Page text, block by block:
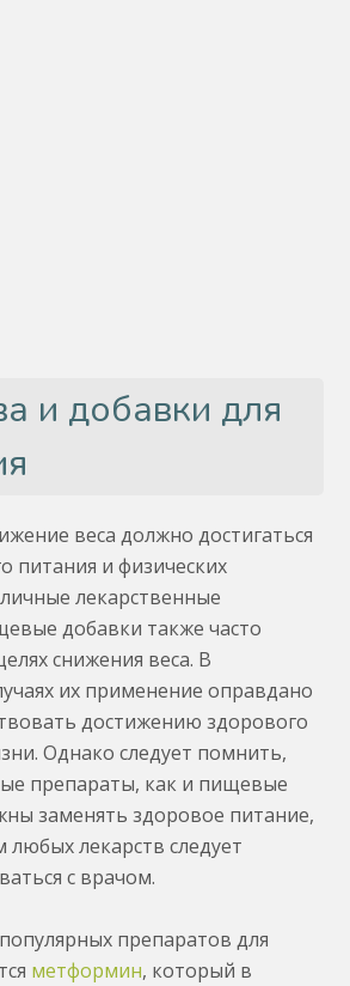
и добавки для
веса должно достигаться
питания и физических
лекарственные
добавки также часто
снижения веса. В
их применение оправдано
достижению здорового
Однако следует помнить,
препараты, как и пищевые
заменять здоровое питание,
лекарств следует
с врачом.
препаратов для
метформин, который в